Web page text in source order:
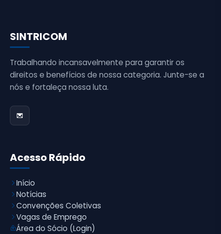
SINTRICOM
Trabalhando incansavelmente para garantir os
direitos e benefícios de nossa categoria. Junte-se a
nós e fortaleça nossa luta.
Acesso Rápido
Início
Notícias
Convenções Coletivas
Vagas de Emprego
Área do Sócio (Login)